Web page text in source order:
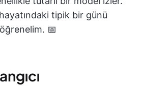
tipik bir günü
📅